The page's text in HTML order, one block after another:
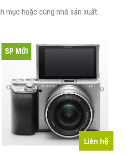
mục hoặc cùng nhà sản xuất.
Liên hệ
SP MỚI